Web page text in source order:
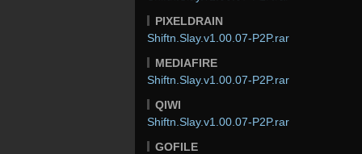
PIXELDRAIN
Shiftn.Slay.v1.00.07-P2P.rar
MEDIAFIRE
Shiftn.Slay.v1.00.07-P2P.rar
QIWI
Shiftn.Slay.v1.00.07-P2P.rar
GOFILE